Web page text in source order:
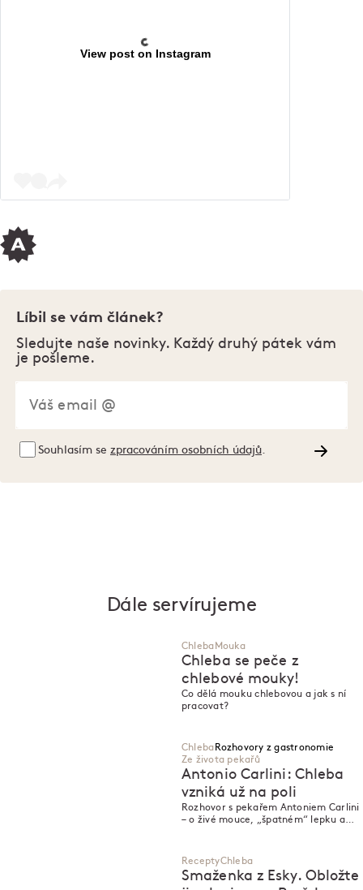
View post on Instagram
Líbil se vám článek?
Sledujte naše novinky. Každý druhý pátek vám
je pošleme.
Souhlasím se zpracováním osobních údajů
Dále servírujeme
Chleba Mouka
Chleba se peče z
chlebové mouky!
Co dělá mouku chlebovou a jak s ní
pracovat?
Chleba Rozhovory z gastronomie
Ze života pekařů
Antonio Carlini: Chleba
vzniká už na poli
Rozhovor s pekařem Antoniem Carlini
– o živé mouce, „špatném“ lepku a
Moravě.
ReceptyChleba
Smaženka z Esky. Obložte